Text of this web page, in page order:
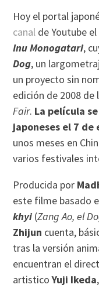
Hoy el portal
canal de Youtube
Inu Monogatari,
Dog, un
un proyecto sin
edición de 2008 de
Fair. La película
japoneses el 7 de
unos meses en
varios festivales
Producida por
este filme basado
khyi(Zang Ao, el
Zhijun cuenta,
tras la versión
encuentran el
artisticoYuji Ikeda